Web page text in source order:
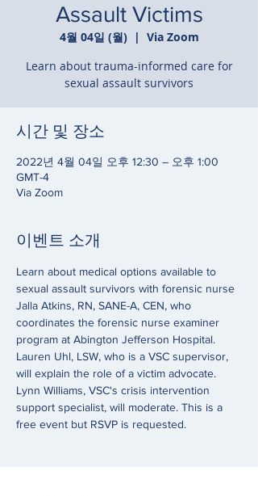
Assault Victims
4월 04일 (월)
  |
Via Zoom
Learn about trauma-informed care for
sexual assault survivors
시간 및 장소
2022년 4월 04일 오후 12:30 – 오후 1:00
GMT-4
Via Zoom
이벤트 소개
Learn about medical options available to
sexual assault survivors with forensic nurse
Jalla Atkins, RN, SANE-A, CEN, who
coordinates the forensic nurse examiner
program at Abington Jefferson Hospital.
Lauren Uhl, LSW, who is a VSC supervisor,
will explain the role of a victim advocate.
Lynn Williams, VSC's crisis intervention
support specialist, will moderate. This is a
free event but RSVP is requested.